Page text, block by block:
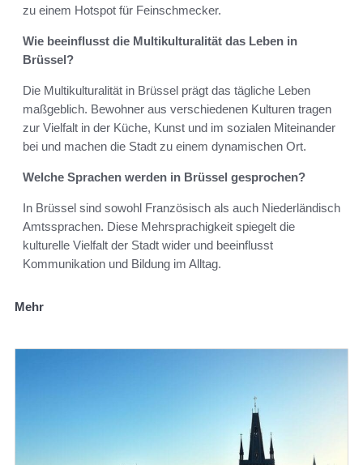
zu einem Hotspot für Feinschmecker.
Wie beeinflusst die Multikulturalität das Leben in
Brüssel?
Die Multikulturalität in Brüssel prägt das tägliche Leben
maßgeblich. Bewohner aus verschiedenen Kulturen tragen
zur Vielfalt in der Küche, Kunst und im sozialen Miteinander
bei und machen die Stadt zu einem dynamischen Ort.
Welche Sprachen werden in Brüssel gesprochen?
In Brüssel sind sowohl Französisch als auch Niederländisch
Amtssprachen. Diese Mehrsprachigkeit spiegelt die
kulturelle Vielfalt der Stadt wider und beeinflusst
Kommunikation und Bildung im Alltag.
Mehr